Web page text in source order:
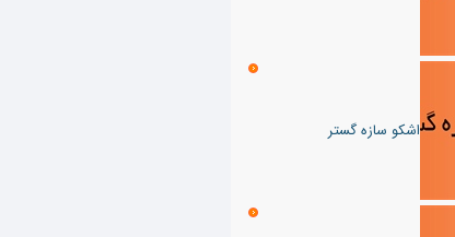
اشکو سازه گستر